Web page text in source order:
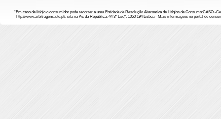
“Em caso de litígio o consumidor pode recorrer a uma Entidade de Resolução Alternativa de Litígios de Consumo:CASO -
http://www.arbitragemauto.pt/, sita na Av. da República, 44 3º Esqº, 1050 194 Lisboa - Mais informações no portal do